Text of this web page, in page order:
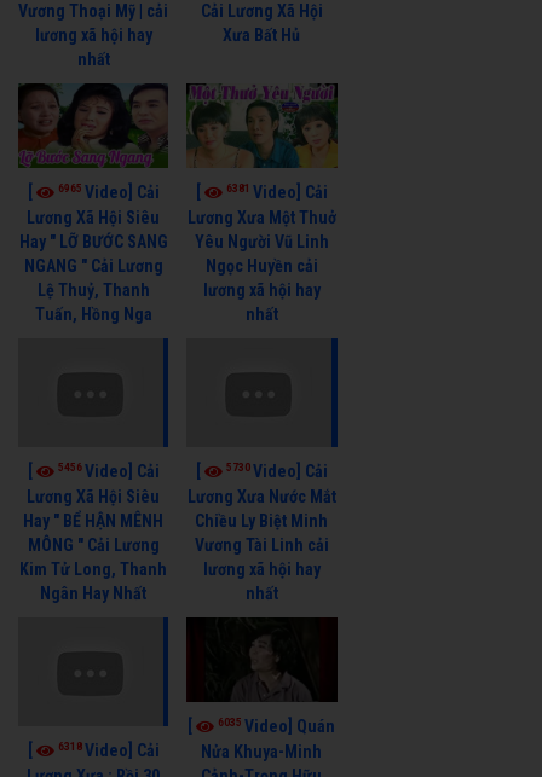
Vương Thoại Mỹ | cải
lương xã hội hay
nhất
Cải Lương Xã Hội
Xưa Bất Hủ
6965 Video] Cải
Lương Xã Hội Siêu
Hay " LỠ BƯỚC SANG
NGANG " Cải Lương
Lệ Thuỷ, Thanh
Tuấn, Hồng Nga
6381 Video] Cải
Lương Xưa Một Thuở
Yêu Người Vũ Linh
Ngọc Huyền cải
lương xã hội hay
nhất
5456Video] Cải
Lương Xã Hội Siêu
Hay " BỂ HẬN MÊNH
MÔNG " Cải Lương
Kim Tử Long, Thanh
Ngân Hay Nhất
5730Video] Cải
Lương Xưa Nước Mắt
Chiều Ly Biệt Minh
Vương Tài Linh cải
lương xã hội hay
nhất
6318Video] Cải
6035Video] Quán
Nửa Khuya-Minh